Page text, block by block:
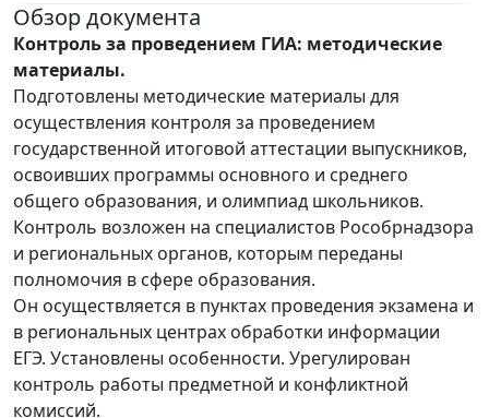
Обзор документа
Контроль за проведением ГИА: методические
материалы.
Подготовлены методические материалы для
осуществления контроля за проведением
государственной итоговой аттестации выпускников,
освоивших программы основного и среднего
общего образования, и олимпиад школьников.
Контроль возложен на специалистов Рособрнадзора
и региональных органов, которым переданы
полномочия в сфере образования.
Он осуществляется в пунктах проведения экзамена и
в региональных центрах обработки информации
ЕГЭ. Установлены особенности. Урегулирован
контроль работы предметной и конфликтной
комиссий.